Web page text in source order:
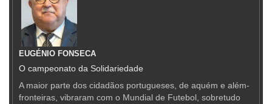
EUGÉNIO FONSECA
O campeonato da Solidariedade
A maior parte dos cidadãos portugueses, de aquém e além-
fronteiras, vibraram com o Mundial de Futebol, sobretudo